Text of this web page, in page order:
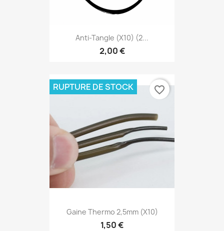
Anti-Tangle (X10) (2...
2,00 €
Gaine Thermo 2,5mm (x10)
1,50 €
RUPTURE DE STOCK favorite_border